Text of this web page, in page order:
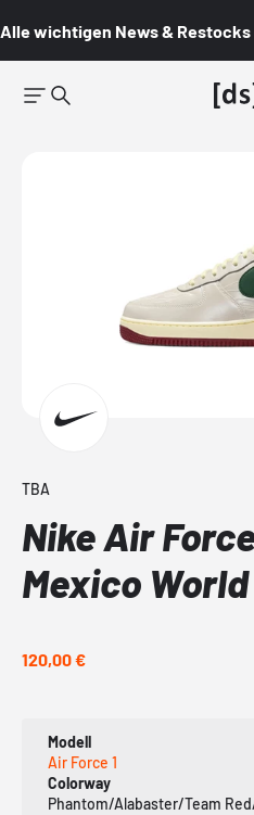
Alle wichtigen News & Restocks
TBA
Nike Air
Mexico
120,00 €
Modell
Air Force 1
Colorway
Phantom/Alabaster/Team